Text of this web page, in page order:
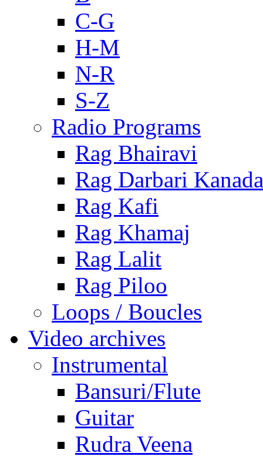
C-G
H-M
N-R
S-Z
Radio Programs
Rag Bhairavi
Rag Darbari Kanada
Rag Kafi
Rag Khamaj
Rag Lalit
Rag Piloo
Loops / Boucles
Video archives
Instrumental
Bansuri/Flute
Guitar
Rudra Veena